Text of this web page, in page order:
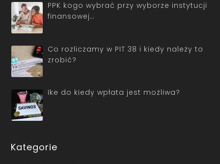
PPK kogo wybrać przy wyborze instytucji
finansowej…
Co rozliczamy w PIT 38 i kiedy należy to
zrobić?
Ike do kiedy wpłata jest możliwa?
Kategorie